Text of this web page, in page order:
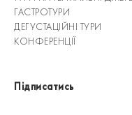
ГАСТРОТУРИ
ДЕГУСТАЦІЙНІ ТУРИ
КОНФЕРЕНЦІЇ
Підписатись